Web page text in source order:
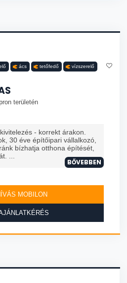
ács tetőfedő vízszerelő
területén
- korrekt árakon.
30 éve építőipari vállalkozó,
bízhatja otthona építését,
...
BŐVEBBEN
MOBILON